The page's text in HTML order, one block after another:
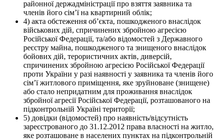
районної держадміністрації про взяття заявника та
членів його сім’ї на квартирний облік;
4) акта обстеження об’єкта, пошкодженого внаслідок
військових дій, спричинених збройною агресією
Російської Федерації, та/або відомостей з Державного
реєстру майна, пошкодженого та знищеного внаслідок
бойових дій, терористичних актів, диверсій,
спричинених збройною агресією Російської Федерації
проти України у разі наявності у заявника та членів його
сім’ї житлового приміщення, яке зруйноване (знищене)
або стало непридатним для проживання внаслідок
збройної агресії Російської Федерації, розташованого на
підконтрольній Україні території;
5) довідки (відомостей) про наявність/відсутність
зареєстрованого до 31.12.2012 права власності на житло,
яке розташоване в населених пунктах на підконтрольній